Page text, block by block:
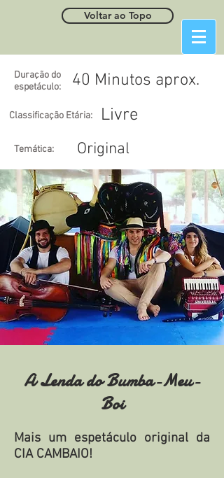
Voltar ao Topo
Duração do
espetáculo:
40 Minutos aprox.
Classificação Etária: Livre
Original
Temática:
A Lenda do Bumba-Meu-
Boi
Mais um espetáculo original da
CIA CAMBAIO!